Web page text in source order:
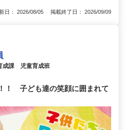
日： 2026/08/05 掲載終了日： 2026/09/09
成課 児童育成班
！ 子ども達の笑顔に囲まれて